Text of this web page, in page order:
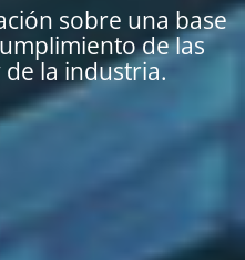
sobre una base
de las
de la industria.